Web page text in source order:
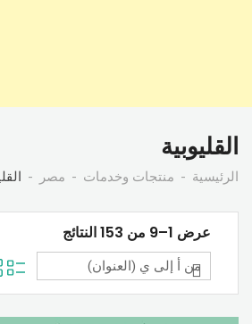
القليوبية
الرئيسية منتجات وخدمات مصر
عرض 1–9 من 153 النتائج